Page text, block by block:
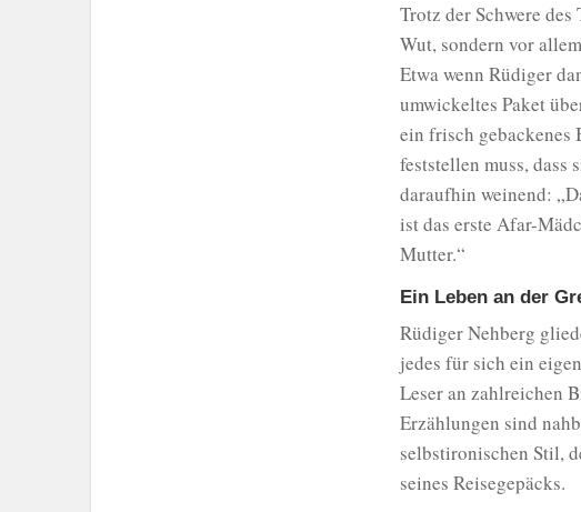
Trotz der Schwere
Wut, sondern vor
Etwa wenn Rüdiger
umwickeltes Paket
ein frisch gebackenes
feststellen muss, dass
daraufhin weinend:
ist das erste Afar-
Mutter.“
Ein Leben an der
Rüdiger Nehberg
jedes für sich ein
Leser an zahlreichen
Erzählungen sind
selbstironischen Stil,
seines Reisegepäcks.